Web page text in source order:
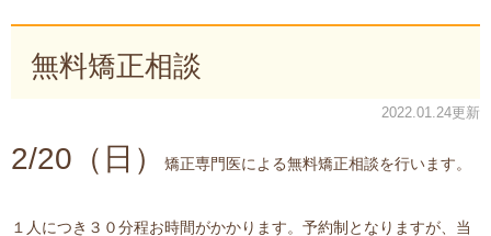
無料矯正相談
2022.01.24更新
2/20（日） 矯正専門医による無料矯正相談を行います。
１人につき３０分程お時間がかかります。予約制となりますが、当